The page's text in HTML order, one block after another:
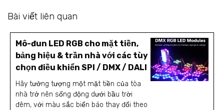
Bài viết liên quan
Mô-đun LED RGB cho mặt tiền,
bảng hiệu & trần nhà với các tùy
chọn điều khiển SPI / DMX / DALI
Hãy tưởng tượng một mặt tiền của tòa
nhà trở nên sống động dưới bầu trời
đêm, với màu sắc biển báo thay đổi theo